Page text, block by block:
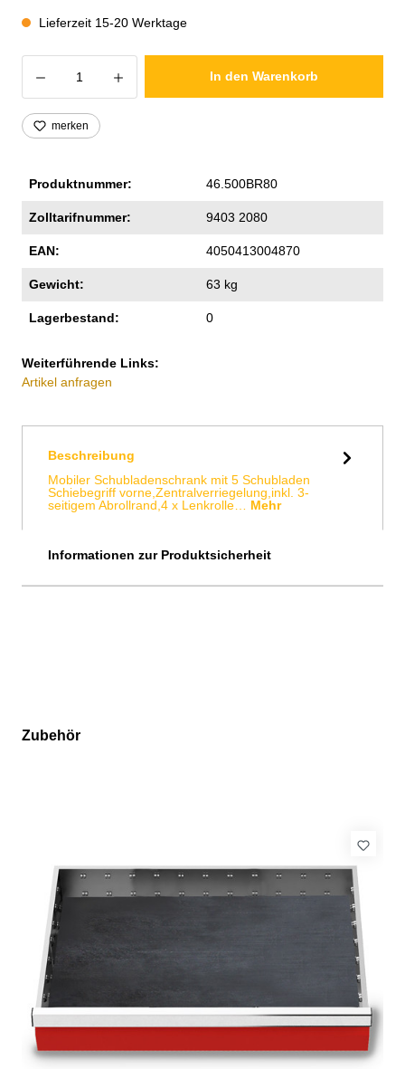
Lieferzeit 15-20 Werktage
Produkt Anzahl: Gib den gewünschten
In den Warenkorb
merken
Produktnummer: 46.500BR80
Zolltarifnummer: 9403 2080
EAN: 4050413004870
Gewicht: 63 kg
Lagerbestand: 0
Weiterführende Links:
Artikel anfragen
Beschreibung
Mobiler Schubladenschrank mit 5 Schubladen
Schiebegriff vorne,Zentralverriegelung,inkl. 3-
seitigem Abrollrand,4 x Lenkrolle… Mehr
Informationen zur Produktsicherheit
Produktgalerie überspringen
Zubehör